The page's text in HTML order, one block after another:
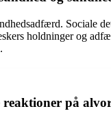
Sociale
holdninger og
på